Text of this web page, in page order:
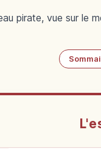
pirate, vue sur le